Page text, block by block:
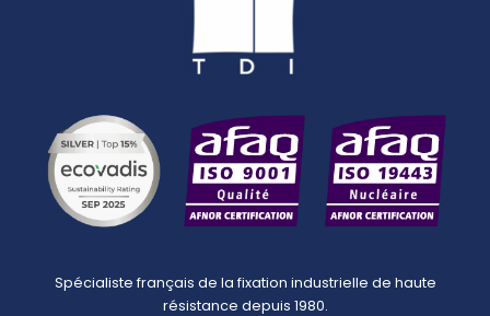
Spécialiste français de la fixation industrielle de haute
résistance depuis 1980.